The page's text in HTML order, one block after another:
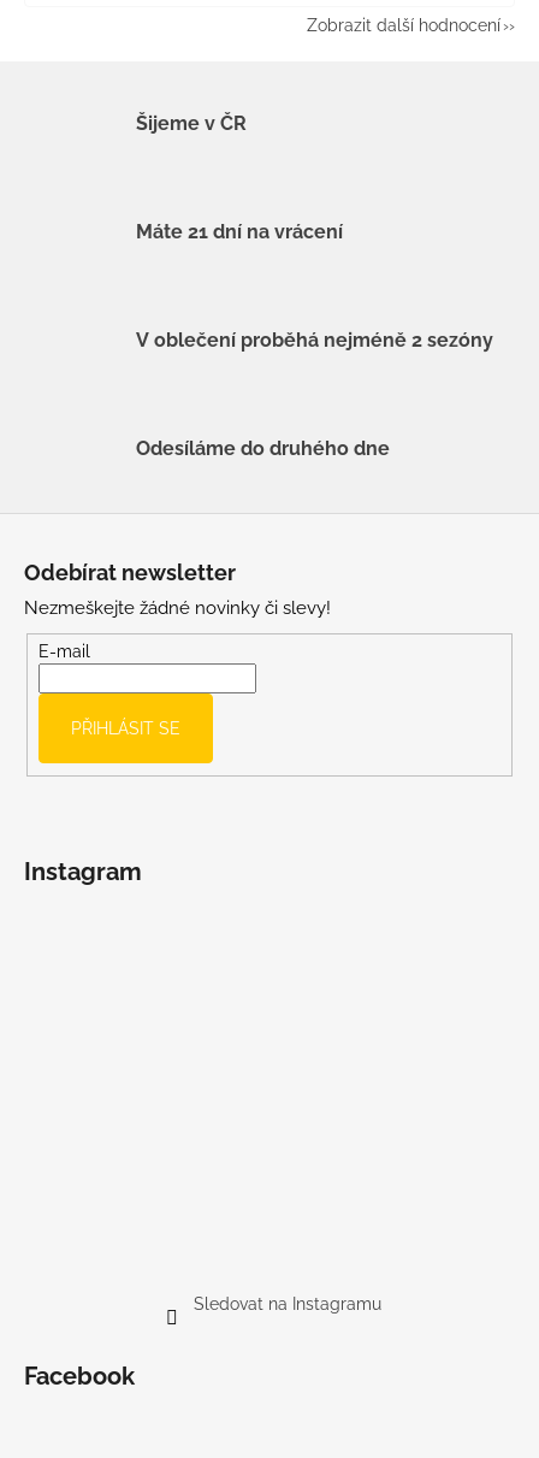
Zobrazit další hodnocení
Šijeme v ČR
Máte 21 dní na vrácení
V oblečení proběhá nejméně 2 sezóny
Odesíláme do druhého dne
Odebírat newsletter
Nezmeškejte žádné novinky či slevy!
E-mail
PŘIHLÁSIT SE
Instagram
Sledovat na Instagramu
Facebook